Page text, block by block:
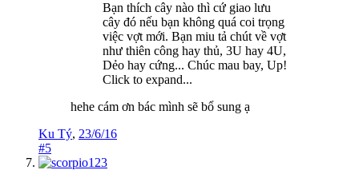
Bạn thích cây nào thì cứ giao lưu
cây đó nếu bạn không quá coi trọng
việc vợt mới. Bạn miu tả chút về vợt
như thiên công hay thủ, 3U hay 4U,
Dẻo hay cứng... Chúc mau bay, Up!
Click to expand...
hehe cám ơn bác mình sẽ bổ sung ạ
Ku Tý, 23/6/16
#5